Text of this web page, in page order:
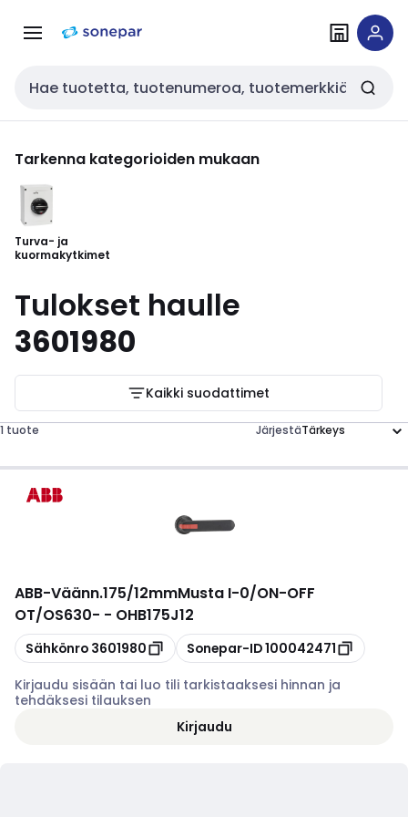
navigointiinsisältöön
Haku
Tarkenna kategorioiden mukaan
Turva- ja
kuormakytkimet
Tulokset haulle
3601980
Kaikki suodattimet
1 tuote Järjestä
ABB-Väänn.175/12mmMusta I-0/ON-OFF
OT/OS630- - OHB175J12
Kopioi
Sähkönro 3601980 Kopioi
Sonepar-ID100042471
Kirjaudu sisään tai luo tili tarkistaaksesi hinnan ja
tehdäksesi tilauksen
Kirjaudu